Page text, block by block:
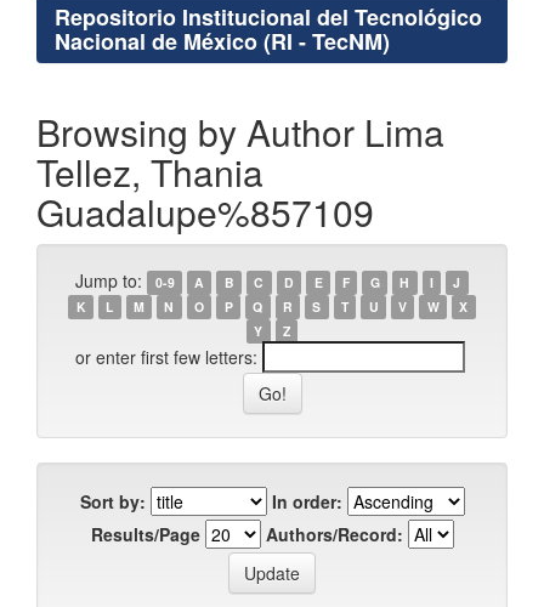
Repositorio Institucional del Tecnológico
Nacional de México (RI - TecNM)
Browsing by Author Lima
Tellez, Thania
Guadalupe%857109
Jump to: 0-9 A B C D E F G H I
J
K
L M N O P Q R S T U V W
X
Y
Z
or enter first few letters:
Sort by:
In order:
Results/Page
Authors/Record: